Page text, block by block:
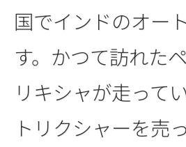
国でインドのオー
す。かつて訪れた
リキシャが走って
トリクシャーを売